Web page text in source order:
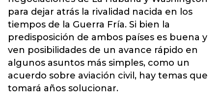
para dejar atrás la rivalidad nacida en los
tiempos de la Guerra Fría. Si bien la
predisposición de ambos países es buena y
ven posibilidades de un avance rápido en
algunos asuntos más simples, como un
acuerdo sobre aviación civil, hay temas que
tomará años solucionar.